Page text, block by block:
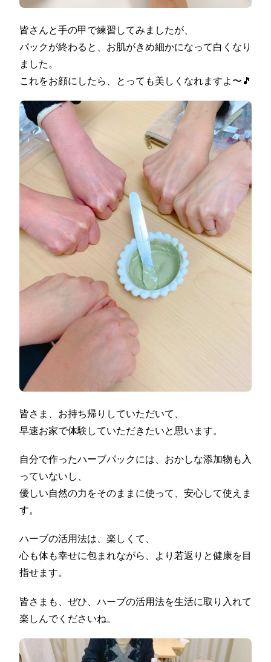
皆さんと手の甲で練習してみましたが、
パックが終わると、お肌がきめ細かになって白くなり
ました。
これをお顔にしたら、とっても美しくなれますよ〜🎵
皆さま、お持ち帰りしていただいて、
早速お家で体験していただきたいと思います。
自分で作ったハーブパックには、おかしな添加物も入
っていないし、
優しい自然の力をそのままに使って、安心して使えま
す。
ハーブの活用法は、楽しくて、
心も体も幸せに包まれながら、より若返りと健康を目
指せます。
皆さまも、ぜひ、ハーブの活用法を生活に取り入れて
楽しんでくださいね。